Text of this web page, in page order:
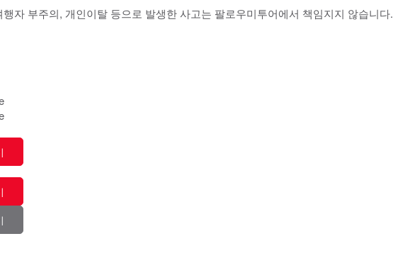
행자 부주의, 개인이탈 등으로 발생한 사고는 팔로우미투어에서 책임지지 않습니다.